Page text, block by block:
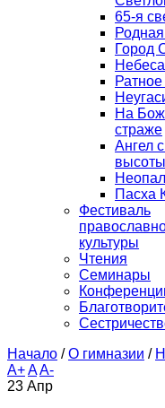
65-я
Город
Небеса
На
страже
Ангел
высоты
Пасха
Фестиваль
культуры
Чтения
Семинары
Начало / О гимназии /
A+AA-
23 Апр